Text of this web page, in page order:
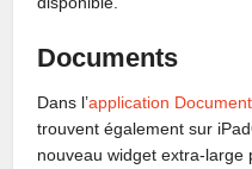
Documents
Dans l’application
trouvent également sur
nouveau widget extra-large